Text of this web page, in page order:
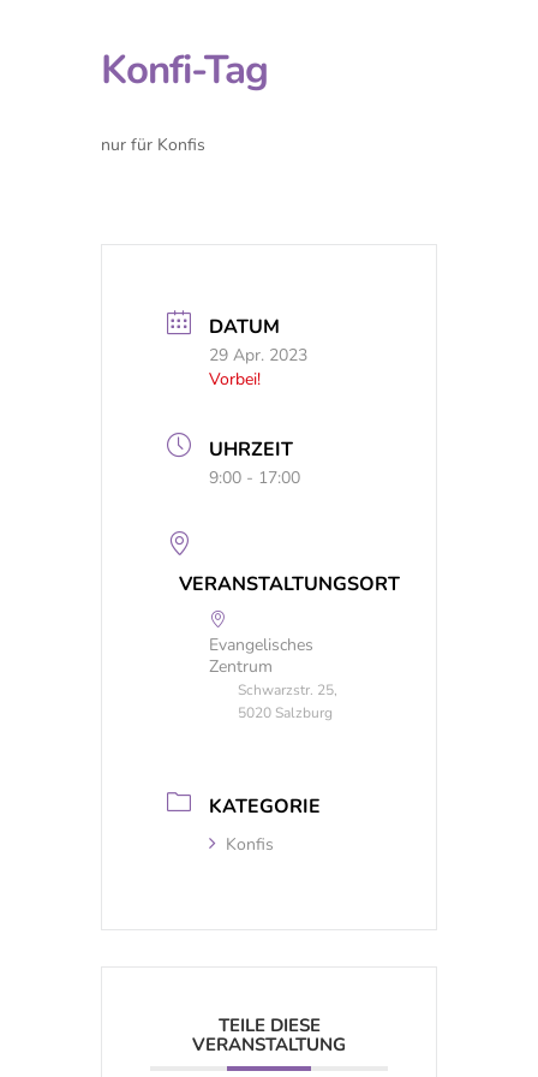
Konfi-Tag
nur für Konfis
DATUM
29 Apr. 2023
Vorbei!
UHRZEIT
9:00 - 17:00
VERANSTALTUNGSORT
Evangelisches
Zentrum
Schwarzstr. 25,
5020 Salzburg
KATEGORIE
Konfis
TEILE DIESE
VERANSTALTUNG